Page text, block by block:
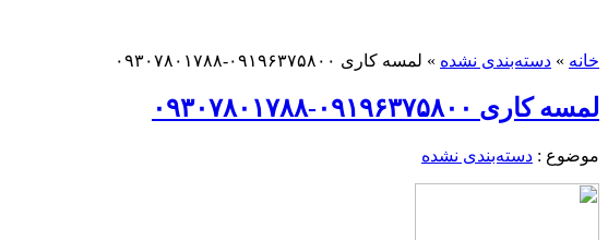
خانه » دسته‌بندی نشده » لمسه کاری ۰۹۱۹۶۳۷۵۸۰۰-۰۹۳۰۷۸۰۱۷۸۸
لمسه کاری ۰۹۱۹۶۳۷۵۸۰۰-۰۹۳۰۷۸۰۱۷۸۸
موضوع : دسته‌بندی نشده